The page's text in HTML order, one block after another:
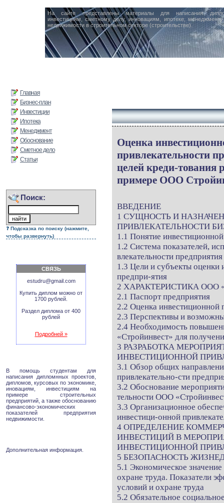
На сайте представлены материалы для написания
инвестициям, сметному делу, инновациям, ипотеке,
недвижимости в строительном секторе (строительстве).
Главная
Бизнес-план
Инвестиции
Ипотека
Менеджмент
Обоснование
Сметное дело
Статьи
Поиск:
Подсказка по поиску (нажмите,
чтобы развернуть)
СВЯЗЬ
estudru@gmail.com
Купить диплом можно от
1700 рублей.
Раздел диплома от 400
рублей
Подробней »
В помощь студентам для
написания дипломнных проектов,
дипломов, курсовых по экономике,
иновациям, инвестициям на
примере строительных
предприятий, а также обоснованию
финансово-экономических
показателей предприятия
недвижимости.
Дополнительная информация.
Оценка
привлекательности
целей креди-тования
примере ООО
ВВЕДЕНИЕ
1 СУЩНОСТЬ И
ПРИВЛЕКАТЕЛЬНОСТИ
1.1 Понятие
1.2 Система показателей,
влекательности предприятия
1.3 Цели и субъекты оценки
предпри-ятия
2 ХАРАКТЕРИСТИКА ООО
2.1 Паспорт предприятия
2.2 Оценка инвестиционной
2.3 Перспективы и
2.4 Необходимость
«Стройинвест» для
3 РАЗРАБОТКА
ИНВЕСТИЦИОННОЙ
3.1 Обзор общих
привлекательно-сти
3.2 Обоснование
тельности ООО
3.3 Организационное
инвестици-онной
4 ОПРЕДЕЛЕНИЕ
ИНВЕСТИЦИЙ В
ИНВЕСТИЦИОННОЙ
5 БЕЗОПАСНОСТЬ
5.1 Экономическое
охране труда. Показатели
условий и охране труда
5.2 Обязательное